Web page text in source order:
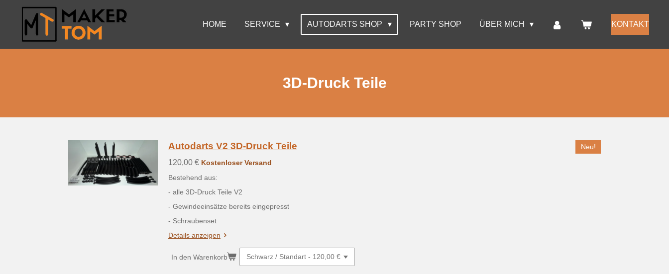
Hauptinhalt
HOME SERVICE AUTODARTS SHOP PARTY SHOP ÜBER MICH KONTAKT
3D-Druck Teile
Neu!
Autodarts V2 3D-Druck Teile
120,00 € Kostenloser Versand
Bestehend aus:
- alle 3D-Druck Teile V2
- Gewindeeinsätze bereits eingepresst
- Schraubenset
Details anzeigen
In den Warenkorb